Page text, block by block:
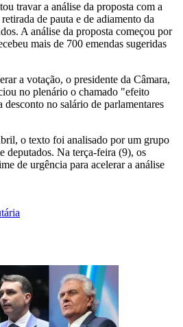
travar a análise da proposta com a
de pauta e de adiamento da
A análise da proposta começou por
mais de 700 emendas sugeridas
a votação, o presidente da Câmara,
no plenário o chamado "efeito
no salário de parlamentares
o texto foi analisado por um grupo
deputados. Na terça-feira (9), os
de urgência para acelerar a análise